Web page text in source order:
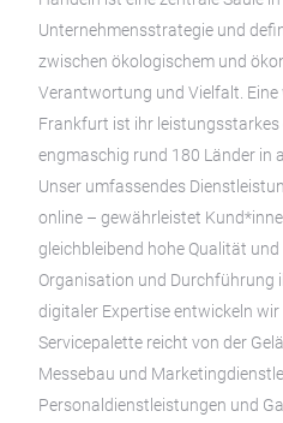
Unternehmensstrategie und
zwischen ökologischem und
Verantwortung und Vielfalt. Eine
Frankfurt ist ihr
engmaschig rund 180 Länder in
Unser umfassendes
online – gewährleistet
gleichbleibend hohe Qualität
Organisation und Durchführung
digitaler Expertise entwickeln
Servicepalette reicht von der
Messebau und
Personaldienstleistungen und